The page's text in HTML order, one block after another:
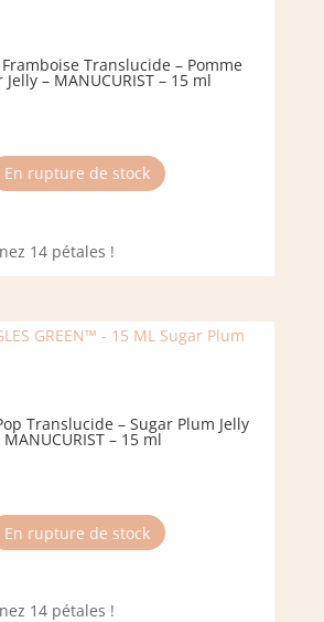
Translucide – Pomme
Jelly – MANUCURIST – 15 ml
En rupture de stock
14 pétales !
Translucide – Sugar Plum Jelly
MANUCURIST – 15 ml
En rupture de stock
14 pétales !